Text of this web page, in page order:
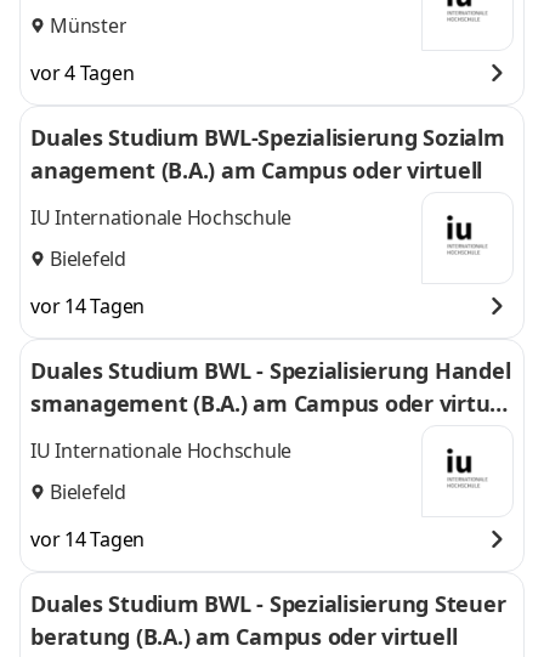
Münster
vor 4 Tagen
Duales Studium BWL-Spezialisierung Sozialm
anagement (B.A.) am Campus oder virtuell
IU Internationale Hochschule
Bielefeld
vor 14 Tagen
Duales Studium BWL - Spezialisierung Handel
smanagement (B.A.) am Campus oder virtuel
l
IU Internationale Hochschule
Bielefeld
vor 14 Tagen
Duales Studium BWL - Spezialisierung Steuer
beratung (B.A.) am Campus oder virtuell